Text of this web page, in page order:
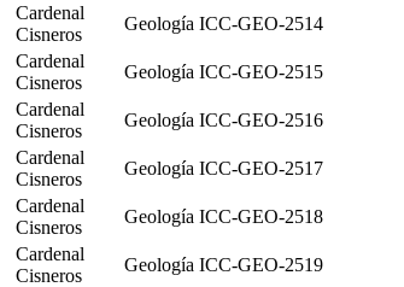
Cardenal
Cisneros
Geología ICC-GEO-2514
Cardenal
Cisneros
Geología ICC-GEO-2515
Cardenal
Cisneros
Geología ICC-GEO-2516
Cardenal
Cisneros
Geología ICC-GEO-2517
Cardenal
Cisneros
Geología ICC-GEO-2518
Cardenal
Cisneros
Geología ICC-GEO-2519